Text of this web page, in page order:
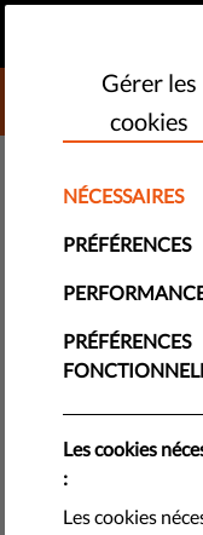
​Droit de
la Justice
des droits
Suite aux violences
qu’une enquête
faits dénoncés.
Gérer les
cookies
NÉCESSAIRES
PRÉFÉRENCES
PRÉFÉRENCES
Les cookies
:
Les cookies